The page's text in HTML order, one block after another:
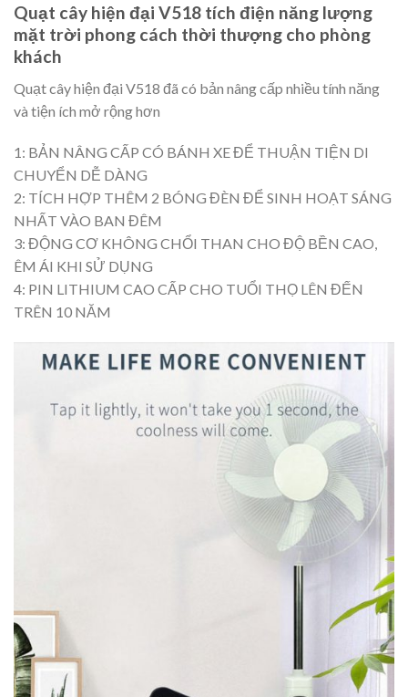
Quạt cây hiện đại V518 tích điện năng lượng
mặt trời phong cách thời thượng cho phòng
khách
Quạt cây hiện đại V518 đã có bản nâng cấp nhiều tính năng
và tiện ích mở rộng hơn
1: BẢN NÂNG CẤP CÓ BÁNH XE ĐỂ THUẬN TIỆN DI
CHUYỂN DỄ DÀNG
2: TÍCH HỢP THÊM 2 BÓNG ĐÈN ĐỂ SINH HOẠT SÁNG
NHẤT VÀO BAN ĐÊM
3: ĐỘNG CƠ KHÔNG CHỔI THAN CHO ĐỘ BỀN CAO,
ÊM ÁI KHI SỬ DỤNG
4: PIN LITHIUM CAO CẤP CHO TUỔI THỌ LÊN ĐẾN
TRÊN 10 NĂM